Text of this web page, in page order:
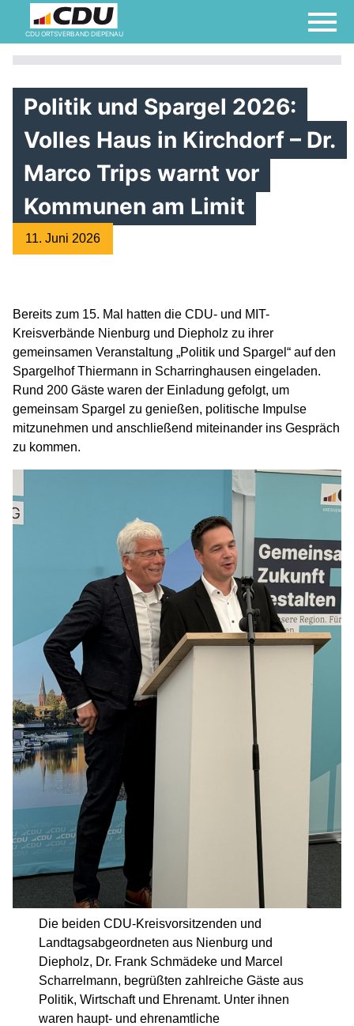
CDU ORTSVERBAND DIEPENAU
Politik und Spargel 2026:
Volles Haus in Kirchdorf – Dr.
Marco Trips warnt vor
Kommunen am Limit
11. Juni 2026
Bereits zum 15. Mal hatten die CDU- und MIT-
Kreisverbände Nienburg und Diepholz zu ihrer
gemeinsamen Veranstaltung „Politik und Spargel“ auf den
Spargelhof Thiermann in Scharringhausen eingeladen.
Rund 200 Gäste waren der Einladung gefolgt, um
gemeinsam Spargel zu genießen, politische Impulse
mitzunehmen und anschließend miteinander ins Gespräch
zu kommen.
Die beiden CDU-Kreisvorsitzenden und
Landtagsabgeordneten aus Nienburg und
Diepholz, Dr. Frank Schmädeke und Marcel
Scharrelmann, begrüßten zahlreiche Gäste aus
Politik, Wirtschaft und Ehrenamt. Unter ihnen
waren haupt- und ehrenamtliche